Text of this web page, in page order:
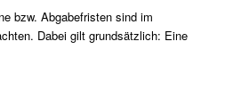
bzw. Abgabefristen sind im
Dabei gilt grundsätzlich: Eine